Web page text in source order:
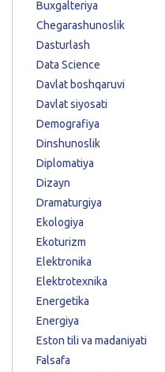
Buxgalteriya
Chegarashunoslik
Dasturlash
Data Science
Davlat boshqaruvi
Davlat siyosati
Demografiya
Dinshunoslik
Diplomatiya
Dizayn
Dramaturgiya
Ekologiya
Ekoturizm
Elektronika
Elektrotexnika
Energetika
Energiya
Eston tili va madaniyati
Falsafa